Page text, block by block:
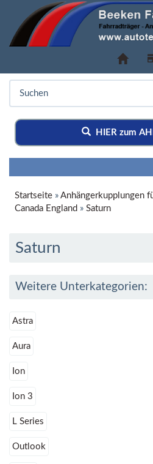
HIER zum
Startseite » Anhängerkupplungen
Canada England » Saturn
Saturn
Weitere Unterkategorien:
Astra
Aura
Ion
Ion 3
L Series
Outlook